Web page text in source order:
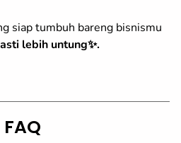
siap tumbuh bareng bisnismu
lebih untung✨.
FAQ